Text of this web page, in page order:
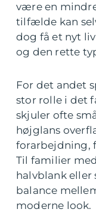
være en
tilfælde kan
dog få et nyt
og den rette
For det andet
stor rolle i det
skjuler ofte
højglans
forarbejdning,
Til familier
halvblank eller
balance
moderne look.